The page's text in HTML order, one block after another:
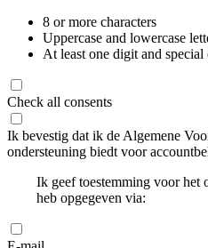
8 or more characters
Uppercase and lowercase
At least one digit and special
Check all consents
Ik bevestig dat ik de Algemene
ondersteuning biedt voor
Ik geef toestemming voor het
heb opgegeven via: